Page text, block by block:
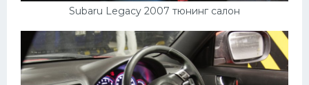
Subaru Legacy 2007 тюнинг салон